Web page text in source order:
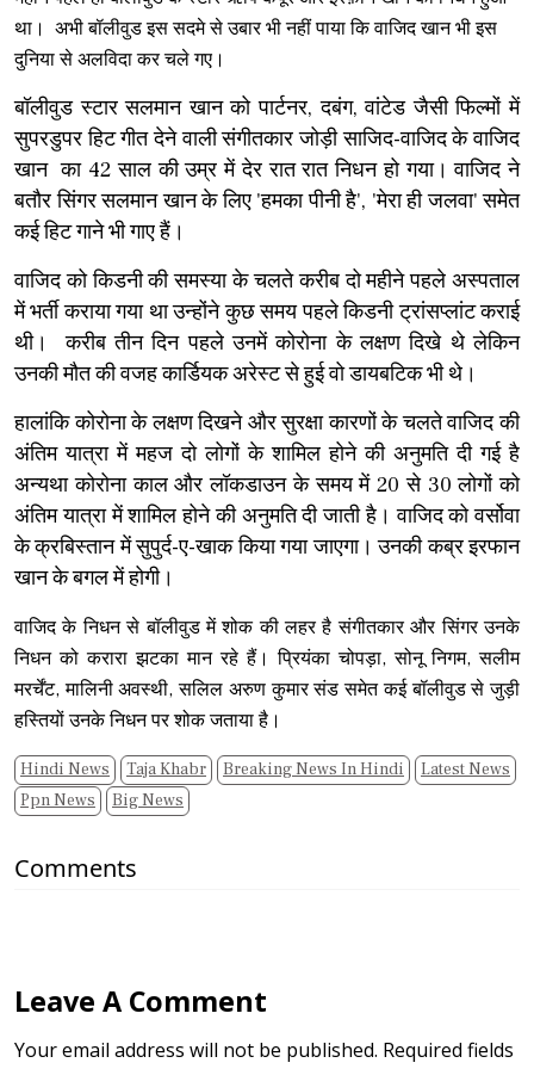
था। अभीबॉलीवुड इस सदमे से उबार भी नहीं पाया किवाजिद खान भी इस
दुनिया से अलविदा कर चले गए।
बॉलीवुड स्टार सलमान खान को पार्टनर, दबंग, वांटेड जैसी फिल्मों में
सुपरडुपर हिट गीत देने वाली संगीतकार जोड़ी साजिद-वाजिद के वाजिद
खान का 42 साल की उम्र में देर रात रात निधन हो गया। वाजिद ने
बतौर सिंगर सलमान खान के लिए 'हमका पीनी है', 'मेरा ही जलवा' समेत
कई हिट गाने भी गाए हैं।
वाजिद को किडनी की समस्या के चलते करीब दो महीने पहले अस्पताल
में भर्ती कराया गया था उन्होंने कुछ समय पहले किडनी ट्रांसप्लांट कराई
थी। करीब तीन दिन पहले उनमें कोरोना के लक्षण दिखे थे लेकिन
उनकी मौत की वजह कार्डियक अरेस्ट से हुई वो डायबटिक भी थे।
हालांकि कोरोना के लक्षण दिखने और सुरक्षा कारणों के चलते वाजिद की
अंतिम यात्रा में महज दो लोगों के शामिल होने की अनुमति दी गई है
अन्यथा कोरोना काल और लॉकडाउन के समय में 20 से 30 लोगों को
अंतिम यात्रा में शामिल होने की अनुमति दी जाती है। वाजिद को वर्सोवा
के क्रबिस्‍तान में सुपुर्द-ए-खाक किया गया जाएगा। उनकी कब्र इरफान
खान के बगल में होगी।
वाजिद के निधन से बॉलीवुड में शोक की लहर है संगीतकार और सिंगर उनके
निधन को करारा झटका मान रहे हैं। प्रियंका चोपड़ा, सोनू निगम, सलीम
मरर्चेंट, मालिनी अवस्‍थी, सलिल अरुण कुमार संड समेत कई बॉलीवुड से जुड़ी
हस्तियों उनके निधन पर शोक जताया है।
Hindi News Taja Khabr Breaking News In Hindi
Latest News
Ppn News
Big News
Comments
Leave A Comment
Your email address will not be published. Required fields